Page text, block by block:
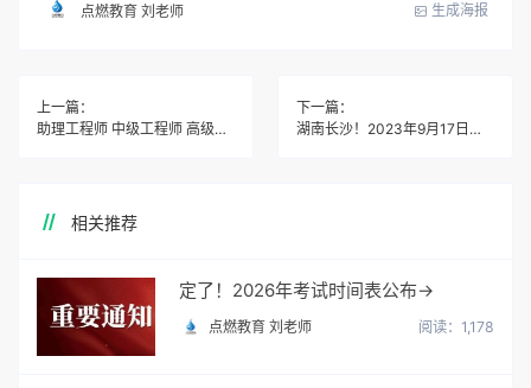
点燃教育 刘老师 生成海报
上一篇：
助理工程师 中级工程师 高级工程师
下一篇：
湖南长沙！2023年9月17日第三方健康管理师（高级/三级）开考通知！
相关推荐
定了！2026年考试时间表公布→
点燃教育 刘老师 阅读：1,178